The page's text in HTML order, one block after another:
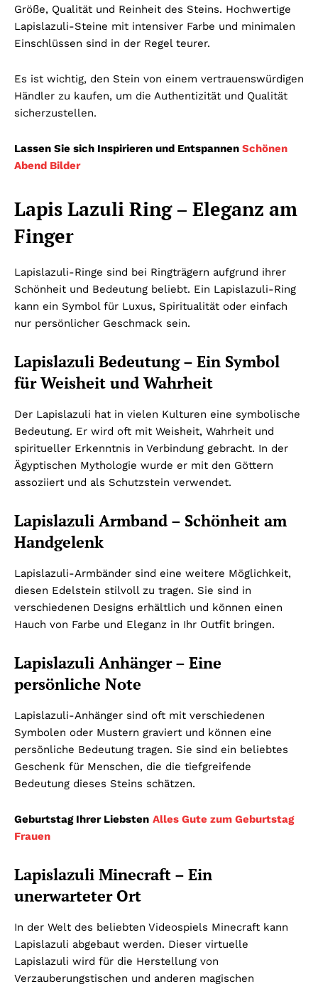
Größe, Qualität und Reinheit des Steins. Hochwertige
Lapislazuli-Steine mit intensiver Farbe und minimalen
Einschlüssen sind in der Regel teurer.
Es ist wichtig, den Stein von einem vertrauenswürdigen
Händler zu kaufen, um die Authentizität und Qualität
sicherzustellen.
Lassen Sie sich Inspirieren und Entspannen Schönen
Abend Bilder
Lapis Lazuli Ring – Eleganz am
Finger
Lapislazuli-Ringe sind bei Ringträgern aufgrund ihrer
Schönheit und Bedeutung beliebt. Ein Lapislazuli-Ring
kann ein Symbol für Luxus, Spiritualität oder einfach
nur persönlicher Geschmack sein.
Lapislazuli Bedeutung – Ein Symbol
für Weisheit und Wahrheit
Der Lapislazuli hat in vielen Kulturen eine symbolische
Bedeutung. Er wird oft mit Weisheit, Wahrheit und
spiritueller Erkenntnis in Verbindung gebracht. In der
Ägyptischen Mythologie wurde er mit den Göttern
assoziiert und als Schutzstein verwendet.
Lapislazuli Armband – Schönheit am
Handgelenk
Lapislazuli-Armbänder sind eine weitere Möglichkeit,
diesen Edelstein stilvoll zu tragen. Sie sind in
verschiedenen Designs erhältlich und können einen
Hauch von Farbe und Eleganz in Ihr Outfit bringen.
Lapislazuli Anhänger – Eine
persönliche Note
Lapislazuli-Anhänger sind oft mit verschiedenen
Symbolen oder Mustern graviert und können eine
persönliche Bedeutung tragen. Sie sind ein beliebtes
Geschenk für Menschen, die die tiefgreifende
Bedeutung dieses Steins schätzen.
Geburtstag Ihrer Liebsten Alles Gute zum Geburtstag
Frauen
Lapislazuli Minecraft – Ein
unerwarteter Ort
In der Welt des beliebten Videospiels Minecraft kann
Lapislazuli abgebaut werden. Dieser virtuelle
Lapislazuli wird für die Herstellung von
Verzauberungstischen und anderen magischen